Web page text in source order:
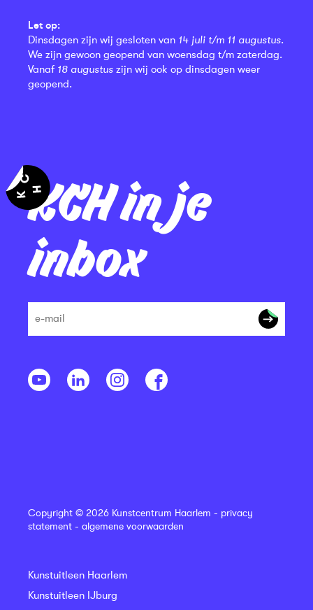
KCH in je
inbox
Let op:
Dinsdagen zijn wij gesloten van 14 juli t/m 11 augustus.
We zijn gewoon geopend van woensdag t/m zaterdag.
Vanaf 18 augustus zijn wij ook op dinsdagen weer
geopend.
Copyright © 2026 Kunstcentrum Haarlem - privacy
statement - algemene voorwaarden
Kunstuitleen Haarlem
Kunstuitleen IJburg